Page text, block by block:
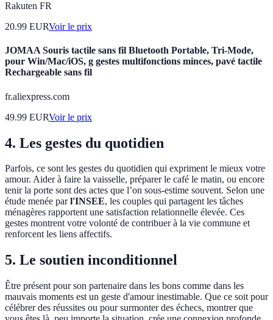
Rakuten FR
20.99 EURVoir le prix
JOMAA Souris tactile sans fil Bluetooth Portable, Tri-Mode,
pour Win/Mac/iOS, g gestes multifonctions minces, pavé tactile
Rechargeable sans fil
fr.aliexpress.com
49.99 EURVoir le prix
4. Les gestes du quotidien
Parfois, ce sont les gestes du quotidien qui expriment le mieux votre
amour. Aider à faire la vaisselle, préparer le café le matin, ou encore
tenir la porte sont des actes que l’on sous-estime souvent. Selon une
étude menée parl'INSEE, les couples qui partagent les tâches
ménagères rapportent une satisfaction relationnelle élevée. Ces
gestes montrent votre volonté de contribuer à la vie commune et
renforcent les liens affectifs.
5. Le soutien inconditionnel
Être présent pour son partenaire dans les bons comme dans les
mauvais moments est un geste d'amour inestimable. Que ce soit pour
célébrer des réussites ou pour surmonter des échecs, montrer que